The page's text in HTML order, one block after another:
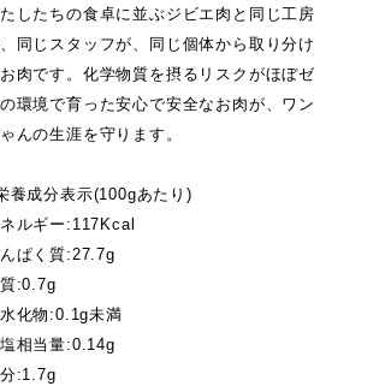
したちの食卓に並ぶジビエ肉と同じ工房
同じスタッフが、同じ個体から取り分け
肉です。化学物質を摂るリスクがほぼゼ
環境で育った安心で安全なお肉が、ワン
んの生涯を守ります。
養成分表示(100gあたり)
ルギー:117Kcal
ぱく質:27.7g
:0.7g
化物:0.1g未満
相当量:0.14g
:1.7g